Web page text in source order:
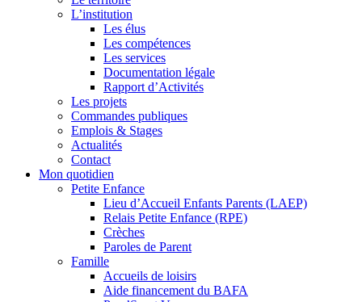
L’institution
Les élus
Les compétences
Les services
Documentation légale
Rapport d’Activités
Les projets
Commandes publiques
Emplois & Stages
Actualités
Contact
Mon quotidien
Petite Enfance
Lieu d’Accueil Enfants Parents (LAEP)
Relais Petite Enfance (RPE)
Crèches
Paroles de Parent
Famille
Accueils de loisirs
Aide financement du BAFA